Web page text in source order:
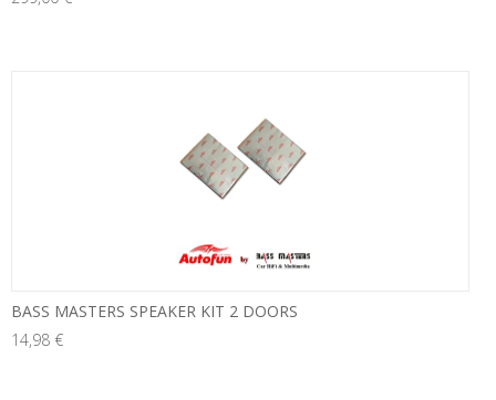
BASS MASTERS SPEAKER KIT 2 DOORS
14,98 €